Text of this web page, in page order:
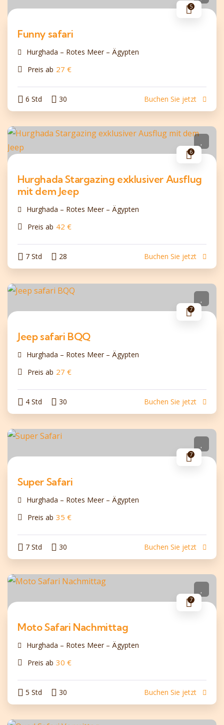
5
Funny safari
Hurghada – Rotes Meer – Ägypten
Preis ab 27 €
6 Std 30 Buchen Sie jetzt
6
Hurghada Stargazing exklusiver Ausflug
mit dem Jeep
Hurghada – Rotes Meer – Ägypten
Preis ab 42 €
7 Std 28 Buchen Sie jetzt
7
Jeep safari BQQ
Hurghada – Rotes Meer – Ägypten
Preis ab 27 €
4 Std 30 Buchen Sie jetzt
7
Super Safari
Hurghada – Rotes Meer – Ägypten
Preis ab 35 €
7 Std 30 Buchen Sie jetzt
7
Moto Safari Nachmittag
Hurghada – Rotes Meer – Ägypten
Preis ab 30 €
5 Std 30 Buchen Sie jetzt